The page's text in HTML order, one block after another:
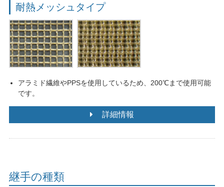
耐熱メッシュタイプ
アラミド繊維やPPSを使用しているため、200℃まで使用可能
です。
詳細情報
継手の種類